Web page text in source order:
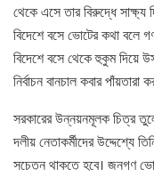
থেকে এসে তার বিরুদ্ধে
বিদেশে বসে ভোটের কথা বলে
বিদেশে বসে থেকে হুকুম দিয়ে
নির্বাচন বানচাল কবার পাঁয়তারা
সরকারের উন্নয়নমূলক চিত্র
দলীয় নেতাকর্মীদের উদ্দেশ্যে
সচেতন থাকতে হবে। জনগণ